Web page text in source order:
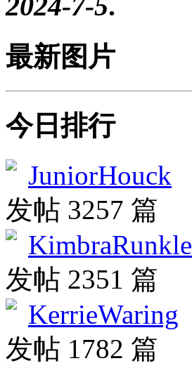
最新图片
今日排行
JuniorHouck
发帖 3257 篇
KimbraRunkle
发帖 2351 篇
KerrieWaring
发帖 1782 篇